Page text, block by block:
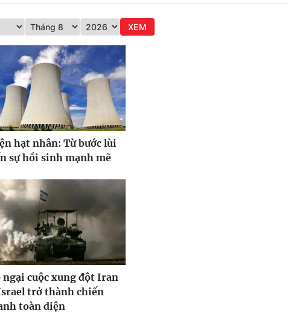
XEM
hạt nhân: Từ bước lùi
sự hồi sinh mạnh mẽ
ngại cuộc xung đột Iran
trở thành chiến
toàn diện